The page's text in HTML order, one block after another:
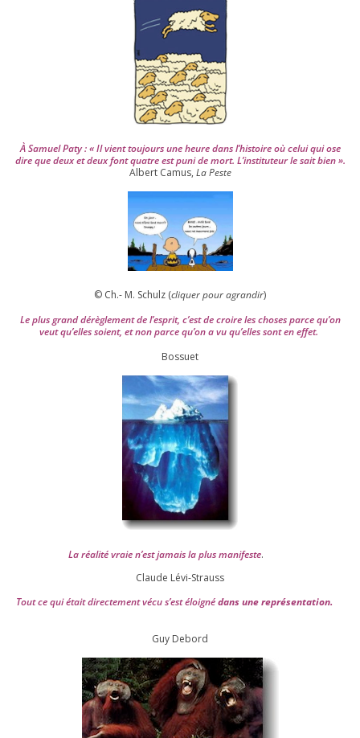
À Samuel Paty : « Il vient tou­jours une heure dans l’his­toire où celui qui ose
dire que deux et deux font quatre est puni de mort. L’instituteur le sait bien ».
Albert Camus, La Peste
© Ch.- M. Schulz (cli­quer pour agran­dir)
Le plus grand dérè­gle­ment de l’es­prit, c’est de croire les choses parce qu’on
veut qu’elles soient, et non parce qu’on a vu qu’elles sont en effet.
Bossuet
La réa­lité vraie n’est jamais la plus mani­feste.
Claude Lévi-Strauss
Tout ce qui était direc­te­ment vécu s’est éloi­gnédans une repré­sen­ta­tion.
Guy Debord